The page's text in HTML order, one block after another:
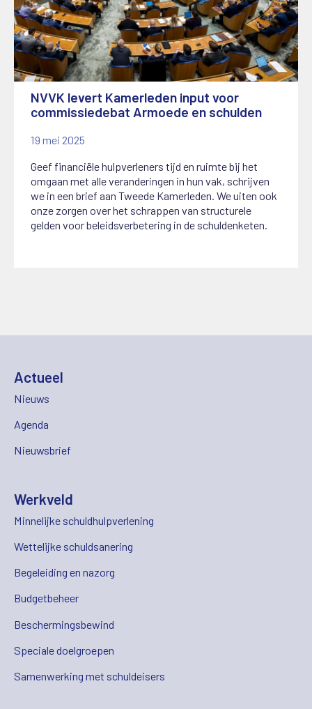
NVVK levert Kamerleden input voor
commissiedebat Armoede en schulden
19 mei 2025
Geef financiële hulpverleners tijd en ruimte bij het
omgaan met alle veranderingen in hun vak, schrijven
we in een brief aan Tweede Kamerleden. We uiten ook
onze zorgen over het schrappen van structurele
gelden voor beleidsverbetering in de schuldenketen.
Actueel
Nieuws
Agenda
Nieuwsbrief
Werkveld
Minnelijke schuldhulpverlening
Wettelijke schuldsanering
Begeleiding en nazorg
Budgetbeheer
Beschermingsbewind
Speciale doelgroepen
Samenwerking met schuldeisers